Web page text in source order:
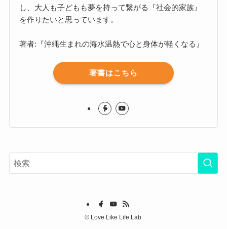
し、大人も子どもも夢を持って繋がる『社会的家族』
を作りたいと思っています。
著者:『沖縄生まれの海水温熱で心と身体が軽くなる』
著書はこちら
©Love Like Life Lab.